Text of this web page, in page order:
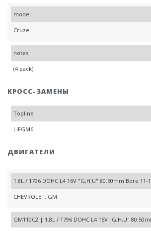
model
Cruze
notes
(4 pack).
КРОСС-ЗАМЕНЫ
Topline
LIFGM6
ДВИГАТЕЛИ
1.8L / 1796 DOHC L4 16V "G,H,U" 80.50mm Bore 11-
CHEVROLET, GM
GM110C2 | 1.8L / 1796 DOHC L4 16V "G,H,U"